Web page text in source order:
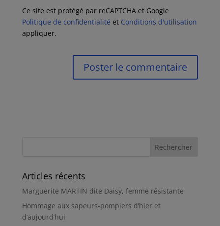
Ce site est protégé par reCAPTCHA et Google
Politique de confidentialité et Conditions d'utilisation
appliquer.
Articles récents
Marguerite MARTIN dite Daisy, femme résistante
Hommage aux sapeurs-pompiers d’hier et
d’aujourd’hui